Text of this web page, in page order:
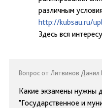
различным
http://kubsau.ru/
Здесь вся
Вопрос от Литвинов Данил
Какие экзамены нужны
"Государственное и